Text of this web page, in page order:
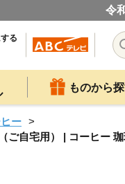
令
る
ものから
ー
自宅用） | コーヒー